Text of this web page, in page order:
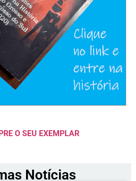
O SEU EXEMPLAR
Notícias